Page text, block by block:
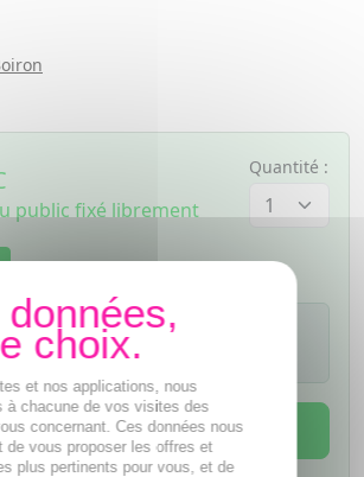
public fixé librement
Quantité :
avoir lu la notice de ce
AU PANIER
et nos applications, nous
à chacune de vos visites des
concernant. Ces données nous
de vous proposer les offres et
plus pertinents pour vous, et de